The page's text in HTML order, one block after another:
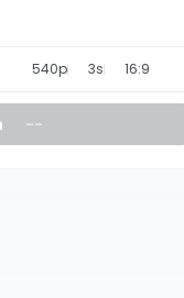
540p 3s 16:9
--